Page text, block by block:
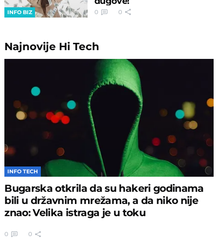
INFO BIZ 0 0
Najnovije Hi Tech
INFO TECH
Bugarska otkrila da su hakeri godinama
bili u državnim mrežama, a da niko nije
znao: Velika istraga je u toku
0 0